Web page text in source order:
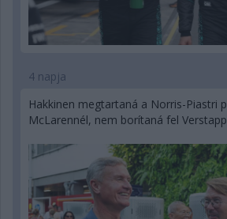
4 napja
Hakkinen megtartaná a Norris-Piastri
McLarennél, nem borítaná fel